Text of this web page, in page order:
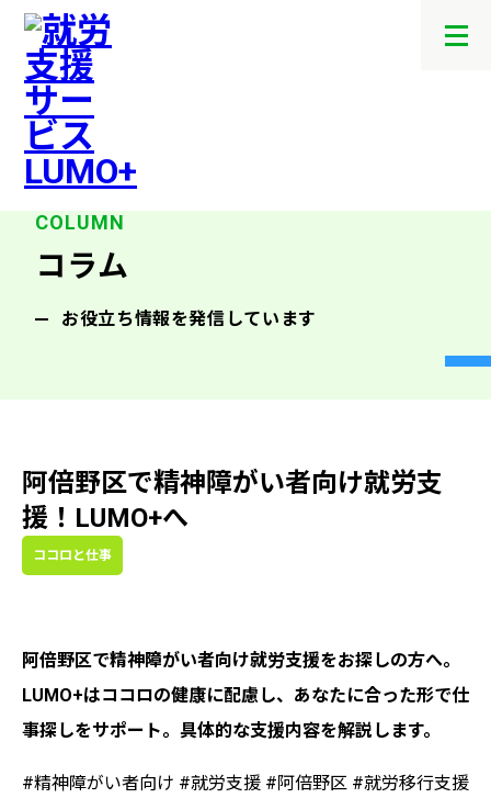
メ
コラム
お役立ち情報を発信しています
阿倍野区で精神障がい者向け就労支
援！LUMO+へ
ココロと仕事
阿倍野区で精神障がい者向け就労支援をお探しの方へ。
LUMO+はココロの健康に配慮し、あなたに合った形で仕
事探しをサポート。具体的な支援内容を解説します。
#精神障がい者向け #就労支援 #阿倍野区 #就労移行支援